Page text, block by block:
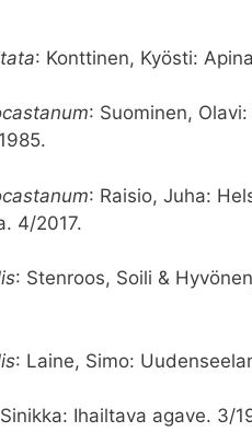
: Konttinen, Kyösti:
: Suominen,
: Raisio, Juha:
4/2017.
: Stenroos, Soili &
: Laine, Simo:
Ihailtava agave. 3/